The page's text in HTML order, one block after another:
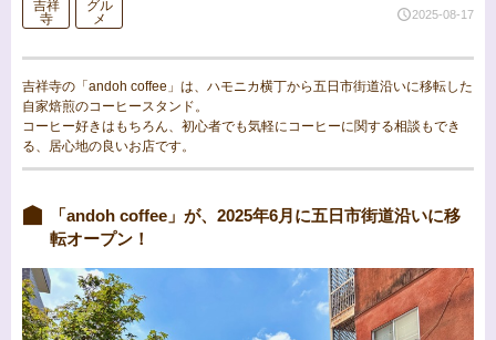
吉祥
寺
グル
メ
2025-08-17
吉祥寺の「andoh coffee」は、ハモニカ横丁から五日市街道沿いに移転した
自家焙煎のコーヒースタンド。
コーヒー好きはもちろん、初心者でも気軽にコーヒーに関する相談もでき
る、居心地の良いお店です。
「andoh coffee」が、2025年6月に五日市街道沿いに移
転オープン！